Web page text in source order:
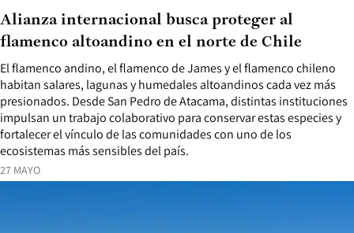
27 MAYO
El flamenco andino, el flamenco de James y el flamenco chileno
habitan salares, lagunas y humedales altoandinos cada vez más
presionados. Desde San Pedro de Atacama, distintas instituciones
impulsan un trabajo colaborativo para conservar estas especies y
fortalecer el vínculo de las comunidades con uno de los
ecosistemas más sensibles del país.
Alianza internacional busca proteger al
flamenco altoandino en el norte de Chile